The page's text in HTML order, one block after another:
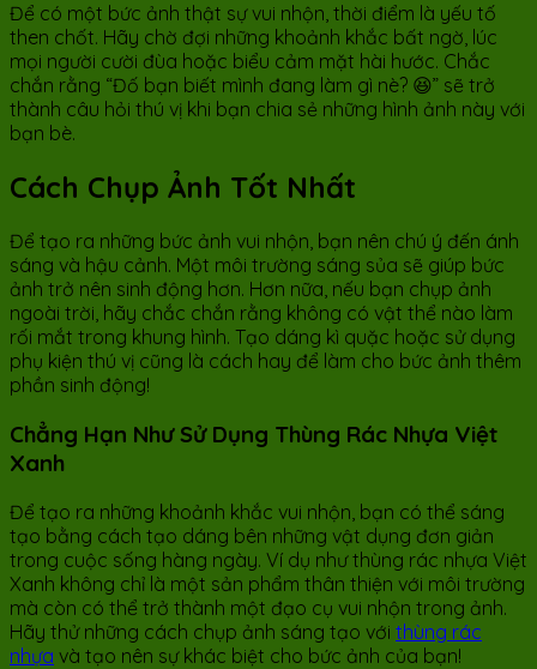
Để có một bức ảnh thật sự vui nhộn, thời điểm là yếu tố
then chốt. Hãy chờ đợi những khoảnh khắc bất ngờ, lúc
mọi người cười đùa hoặc biểu cảm mặt hài hước. Chắc
chắn rằng “Đố bạn biết mình đang làm gì nè? 😆” sẽ trở
thành câu hỏi thú vị khi bạn chia sẻ những hình ảnh này với
bạn bè.
Cách Chụp Ảnh Tốt Nhất
Để tạo ra những bức ảnh vui nhộn, bạn nên chú ý đến ánh
sáng và hậu cảnh. Một môi trường sáng sủa sẽ giúp bức
ảnh trở nên sinh động hơn. Hơn nữa, nếu bạn chụp ảnh
ngoài trời, hãy chắc chắn rằng không có vật thể nào làm
rối mắt trong khung hình. Tạo dáng kì quặc hoặc sử dụng
phụ kiện thú vị cũng là cách hay để làm cho bức ảnh thêm
phần sinh động!
Chẳng Hạn Như Sử Dụng Thùng Rác Nhựa Việt
Xanh
Để tạo ra những khoảnh khắc vui nhộn, bạn có thể sáng
tạo bằng cách tạo dáng bên những vật dụng đơn giản
trong cuộc sống hàng ngày. Ví dụ như thùng rác nhựa Việt
Xanh không chỉ là một sản phẩm thân thiện với môi trường
mà còn có thể trở thành một đạo cụ vui nhộn trong ảnh.
Hãy thử những cách chụp ảnh sáng tạo với thùng rác
nhựa và tạo nên sự khác biệt cho bức ảnh của bạn!